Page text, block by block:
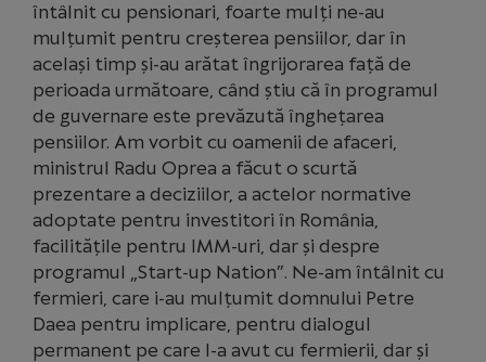
întâlnit cu pensionari, foarte mulți ne-au
mulțumit pentru creșterea pensiilor, dar în
același timp și-au arătat îngrijorarea față de
perioada următoare, când știu că în programul
de guvernare este prevăzută înghețarea
pensiilor. Am vorbit cu oamenii de afaceri,
ministrul Radu Oprea a făcut o scurtă
prezentare a deciziilor, a actelor normative
adoptate pentru investitori în România,
facilitățile pentru IMM-uri, dar și despre
programul „Start-up Nation”. Ne-am întâlnit cu
fermieri, care i-au mulțumit domnului Petre
Daea pentru implicare, pentru dialogul
permanent pe care l-a avut cu fermierii, dar și